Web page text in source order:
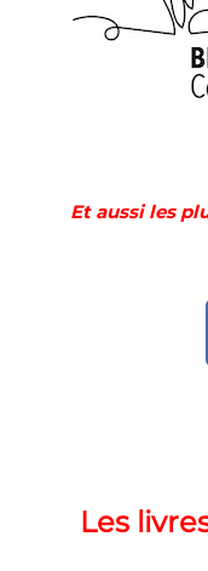
Et aussi les
Les